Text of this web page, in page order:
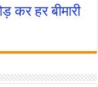
हर बीमारी